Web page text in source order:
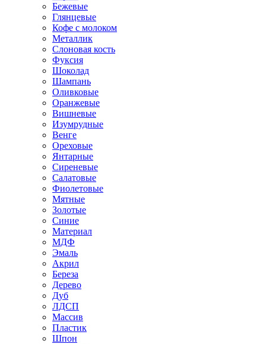
Бежевые
Глянцевые
Кофе с молоком
Металлик
Слоновая кость
Фуксия
Шоколад
Шампань
Оливковые
Оранжевые
Вишневые
Изумрудные
Венге
Ореховые
Янтарные
Сиреневые
Салатовые
Фиолетовые
Мятные
Золотые
Синие
Материал
МДФ
Эмаль
Акрил
Береза
Дерево
Дуб
ЛДСП
Массив
Пластик
Шпон